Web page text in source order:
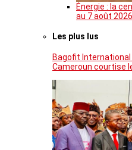
Énergie : la
au 7 août
Les plus lus
Bagofit International
Cameroun courtise